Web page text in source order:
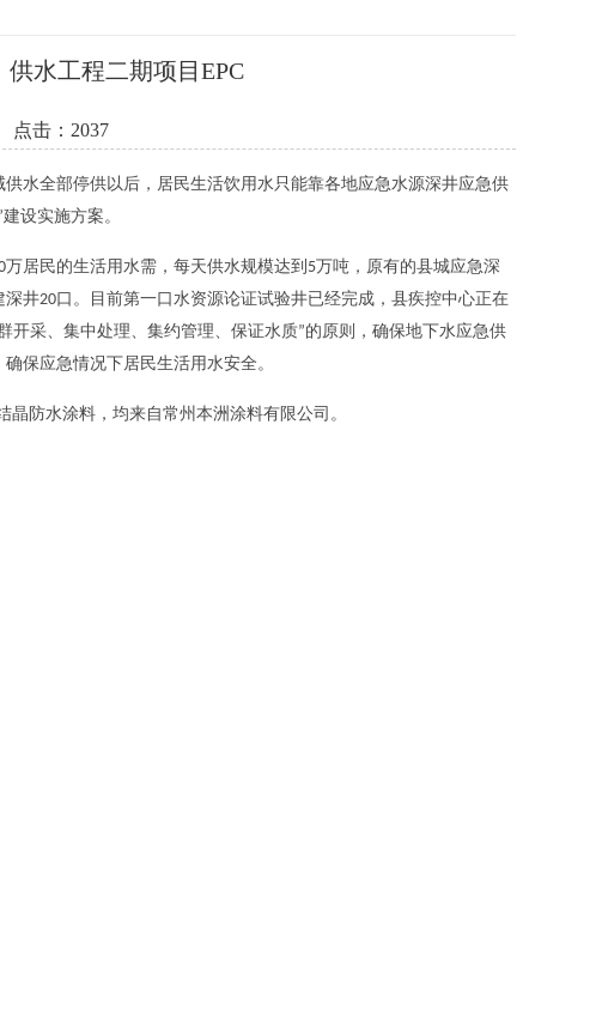
水工程二期项目EPC
点击：2037
水全部停供以后，居民生活饮用水只能靠各地应急水源深井应急供
建设实施方案。
万居民的生活用水需，每天供水规模达到 5万吨，原有的县城应急深
深井20口。目前第一口水资源论证试验井已经完成，县疾控中心正在
开采、集中处理、集约管理、保证水质”的原则，确保地下水应急供
保应急情况下居民生活用水安全。
晶防水涂料，均来自常州本洲涂料有限公司。